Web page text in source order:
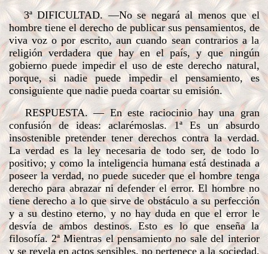
3ª DIFICULTAD. —No se negará al menos que el
hombre tiene el derecho de publicar sus pensamientos, de
viva voz o por escrito, aun cuando sean contrarios a la
religión verdadera que hay en el país, y que ningún
gobierno puede impedir el uso de este derecho natural,
porque, si nadie puede impedir el pensamiento, es
consiguiente que nadie pueda coartar su emisión.
RESPUESTA. — En este raciocinio hay una gran
confusión de ideas: aclarémoslas.1ªEs un absurdo
insostenible pretender tener derechos contra la verdad.
La verdad es la ley necesaria de todo ser, de todo lo
positivo; y como la inteligencia humana está destinada a
poseer la verdad, no puede suceder que el hombre tenga
derecho para abrazar ni defender el error. El hombre no
tiene derecho a lo que sirve de obstáculo a su perfección
y a su destino eterno, y no hay duda en que el error le
desvía de ambos destinos. Esto es lo que enseña la
filosofía. 2ª Mientras el pensamiento no sale del interior
y se revela en actos sensibles, no pertenece a la sociedad,